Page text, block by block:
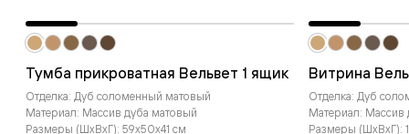
Тумба прикроватная Вельвет 1 ящик
Отделка: Дуб соломенный матовый
Материал: Массив дуба матовый
Размеры (ШxВxГ): 59x50x41 см
Витрина
Отделка: Дуб
Материал: Массив
Размеры (ШxВxГ):